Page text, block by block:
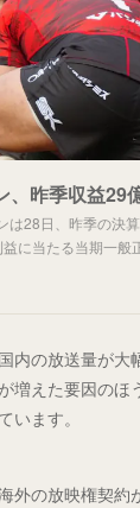
は28日、昨季の決
に当たる当期一般
内の放送量が大
増えた要因のほ
います。
外の放映権契約